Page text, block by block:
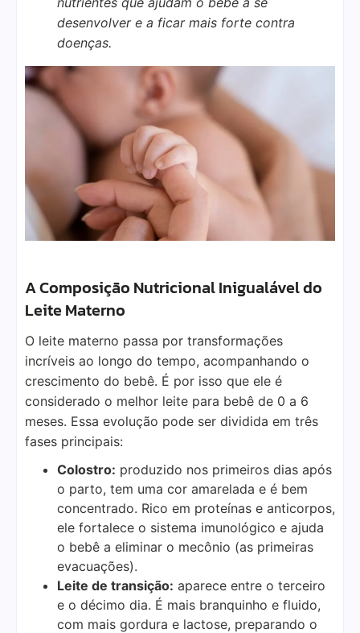
desenvolver e a ficar mais forte contra
doenças.
A Composição Nutricional Inigualável do
Leite Materno
O leite materno passa por transformações
incríveis ao longo do tempo, acompanhando o
crescimento do bebê. É por isso que ele é
considerado o melhor leite para bebê de 0 a 6
meses. Essa evolução pode ser dividida em três
fases principais:
Colostro: produzido nos primeiros dias após
o parto, tem uma cor amarelada e é bem
concentrado. Rico em proteínas e anticorpos,
ele fortalece o sistema imunológico e ajuda
o bebê a eliminar o mecônio (as primeiras
evacuações).
Leite de transição: aparece entre o terceiro
e o décimo dia. É mais branquinho e fluido,
com mais gordura e lactose, preparando o